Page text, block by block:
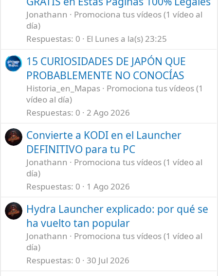
Jonathann
Promociona tus vídeos (1 vídeo al
día)
Respuestas 0 El Lunes a la(s) 23:25
15 CURIOSIDADES DE JAPÓN QUE
PROBABLEMENTE NO CONOCÍAS
Historia_en_Mapas
Promociona tus vídeos (1
vídeo al día)
Respuestas 0 2 Ago 2026
Convierte a KODI en el Launcher
DEFINITIVO para tu PC
Jonathann
Promociona tus vídeos (1 vídeo al
día)
Respuestas 0 1 Ago 2026
Hydra Launcher explicado: por qué se
ha vuelto tan popular
Jonathann
Promociona tus vídeos (1 vídeo al
día)
Respuestas 0 30 Jul 2026